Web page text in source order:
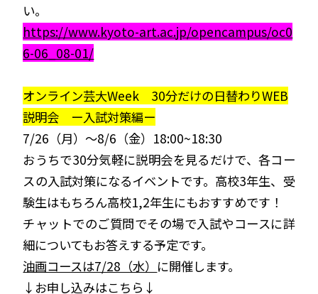
い。
https://www.kyoto-art.ac.jp/opencampus/oc0
6-06_08-01/
オンライン芸大Week 30分だけの日替わりWEB
説明会 ー入試対策編ー
7/26（月）〜8/6（金）18:00~18:30
おうちで30分気軽に説明会を見るだけで、各コー
スの入試対策になるイベントです。高校3年生、受
験生はもちろん高校1,2年生にもおすすめです！
チャットでのご質問でその場で入試やコースに詳
細についてもお答えする予定です。
油画コースは7/28（水） に開催します。
↓お申し込みはこちら↓